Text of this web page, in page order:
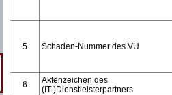
5 Schaden-Nummer des VU
6
Aktenzeichen des
(IT-)Dienstleisterpartners